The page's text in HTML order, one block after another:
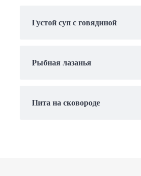
Густой суп с говядиной
Рыбная лазанья
Пита на сковороде